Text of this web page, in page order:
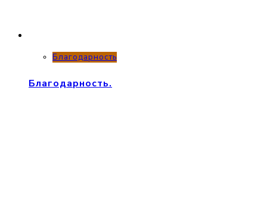
Благодарность
Благодарность.